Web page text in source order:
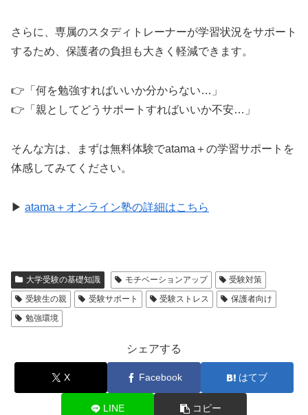
さらに、専属のスタディトレーナーが学習状況をサポート
するため、保護者の負担も大きく軽減できます。
👉「何を勉強すればいいか分からない…」
👉「親としてどうサポートすればいいか不安…」
そんな方は、まずは無料体験でatama＋の学習サポートを
体感してみてください。
▶ atama＋オンライン塾の詳細はこちら
大学受験の基礎知識 モチベーションアップ
受験対策
受験生の親
受験サポート 受験ストレス
保護者向け
勉強環境
シェアする
X Facebook はてブ
LINE コピー